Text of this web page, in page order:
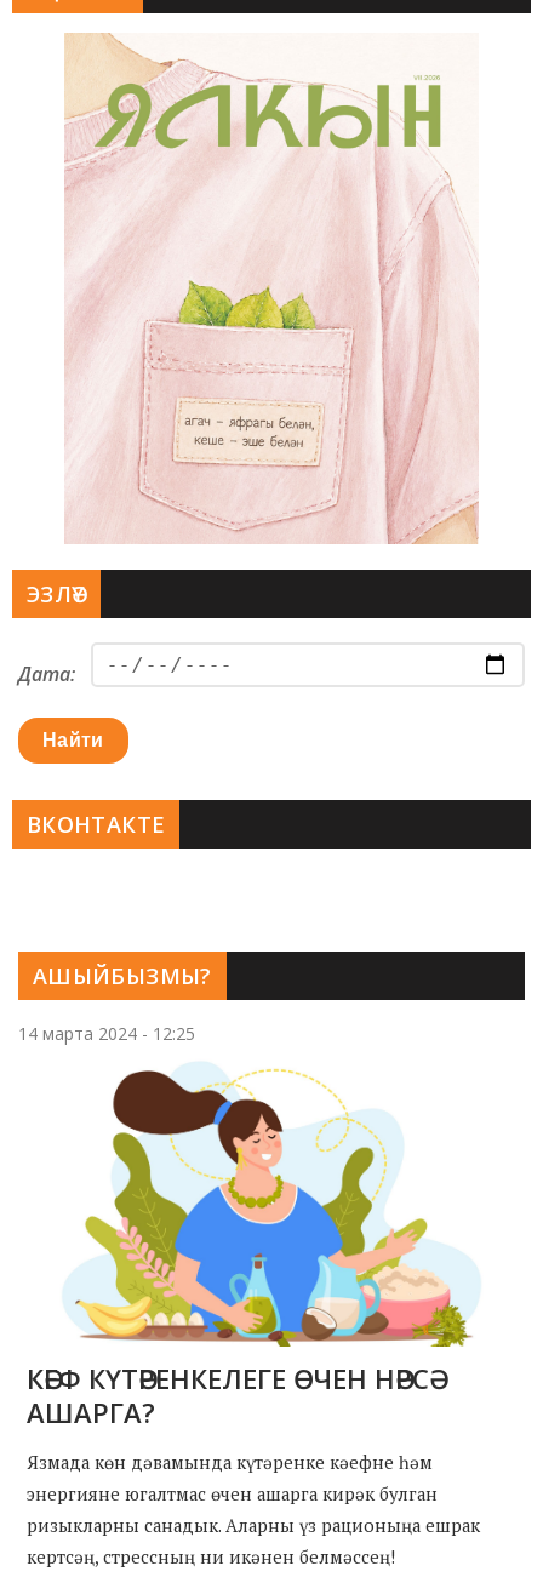
АШЫЙБЫЗМЫ?
14 марта 2024 - 12:25
КӘЕФ КҮТӘРЕНКЕЛЕГЕ ӨЧЕН НӘРСӘ
АШАРГА?
Язмада көн дәвамында күтәренке кәефне һәм
энергияне югалтмас өчен ашарга кирәк булган
ризыкларны санадык. Аларны үз рационыңа ешрак
кертсәң, стрессның ни икәнен белмәссең!
ЭЗЛӘҮ
Дата:
Найти
ВКОНТАКТЕ